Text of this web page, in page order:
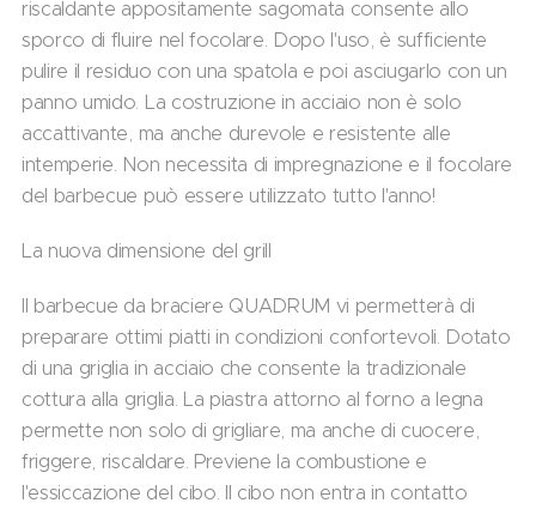
riscaldante appositamente sagomata consente allo
sporco di fluire nel focolare. Dopo l'uso, è sufficiente
pulire il residuo con una spatola e poi asciugarlo con un
panno umido. La costruzione in acciaio non è solo
accattivante, ma anche durevole e resistente alle
intemperie. Non necessita di impregnazione e il focolare
del barbecue può essere utilizzato tutto l'anno!
La nuova dimensione del grill
Il barbecue da braciere QUADRUM vi permetterà di
preparare ottimi piatti in condizioni confortevoli. Dotato
di una griglia in acciaio che consente la tradizionale
cottura alla griglia. La piastra attorno al forno a legna
permette non solo di grigliare, ma anche di cuocere,
friggere, riscaldare. Previene la combustione e
l'essiccazione del cibo. Il cibo non entra in contatto